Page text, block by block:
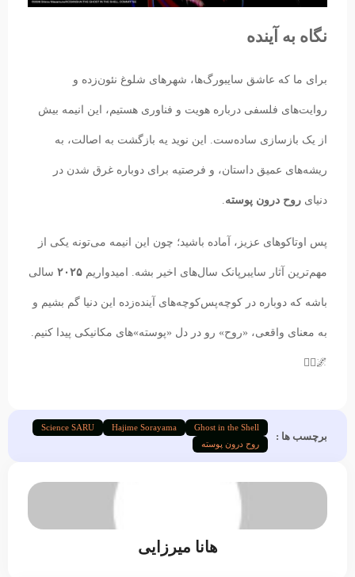
نگاه به آینده
برای ما که عاشق سایبورگ‌ها، شهرهای شلوغ نئون‌زده و
روایت‌های فلسفی درباره هویت و فناوری هستیم، این انیمه بیش
از یک بازسازی ساده‌ست. این نوید یه بازگشت به اصالت، به
ریشه‌های عمیق داستان، و فرصتیه برای دوباره غرق شدن در
دنیای روح درون پوسته.
پس اوتاکوهای عزیز، آماده باشید؛ چون این انیمه می‌تونه یکی از
مهم‌ترین آثار سایبرپانک سال‌های اخیر بشه. امیدواریم ۲۰۲۵ سالی
باشه که دوباره در کوچه‌پس‌کوچه‌های آینده‌زده این دنیا گم بشیم و
به معنای واقعی، «روح» رو در دل «پوسته»‌های مکانیکی پیدا کنیم.
🌌❤️‍🔥
برچسب ها :
Ghost in the Shell
Hajime Sorayama
Science SARU
روح درون پوسته
هانا میرزایی